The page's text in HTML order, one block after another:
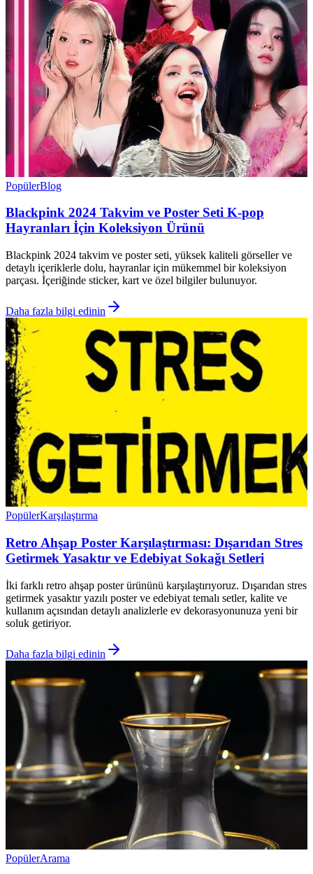
PopülerBlog
Blackpink 2024 Takvim ve Poster Seti K-pop
Hayranları İçin Koleksiyon Ürünü
Blackpink 2024 takvim ve poster seti, yüksek kaliteli görseller ve
detaylı içeriklerle dolu, hayranlar için mükemmel bir koleksiyon
parçası. İçeriğinde sticker, kart ve özel bilgiler bulunuyor.
Daha fazla bilgi edinin
PopülerKarşılaştırma
Retro Ahşap Poster Karşılaştırması: Dışarıdan Stres
Getirmek Yasaktır ve Edebiyat Sokağı Setleri
İki farklı retro ahşap poster ürününü karşılaştırıyoruz. Dışarıdan stres
getirmek yasaktır yazılı poster ve edebiyat temalı setler, kalite ve
kullanım açısından detaylı analizlerle ev dekorasyonunuza yeni bir
soluk getiriyor.
Daha fazla bilgi edinin
PopülerArama